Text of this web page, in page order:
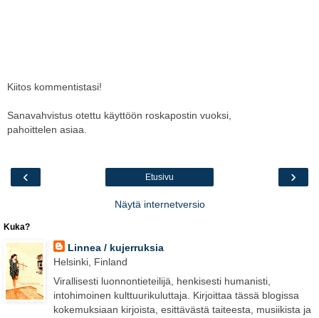
Kiitos kommentistasi!
Sanavahvistus otettu käyttöön roskapostin vuoksi,
pahoittelen asiaa.
‹ ›
Etusivu
Näytä internetversio
Kuka?
Linnea / kujerruksia
Helsinki, Finland
Virallisesti luonnontieteilijä, henkisesti humanisti,
intohimoinen kulttuurikuluttaja. Kirjoittaa tässä blogissa
kokemuksiaan kirjoista, esittävästä taiteesta, musiikista ja